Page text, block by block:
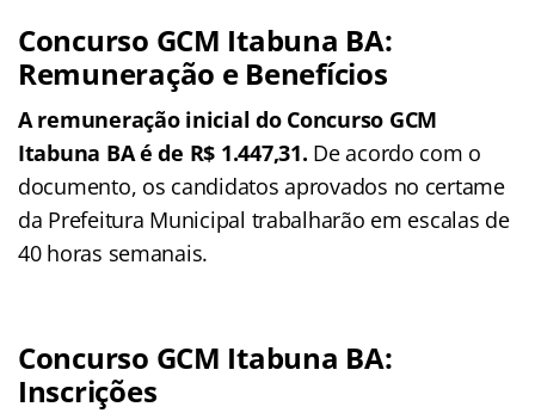
Concurso GCM Itabuna BA:
Remuneração e Benefícios
A remuneração inicial do Concurso GCM
Itabuna BA é de R$ 1.447,31. De acordo com o
documento, os candidatos aprovados no certame
da Prefeitura Municipal trabalharão em escalas de
40 horas semanais.
Concurso GCM Itabuna BA:
Inscrições